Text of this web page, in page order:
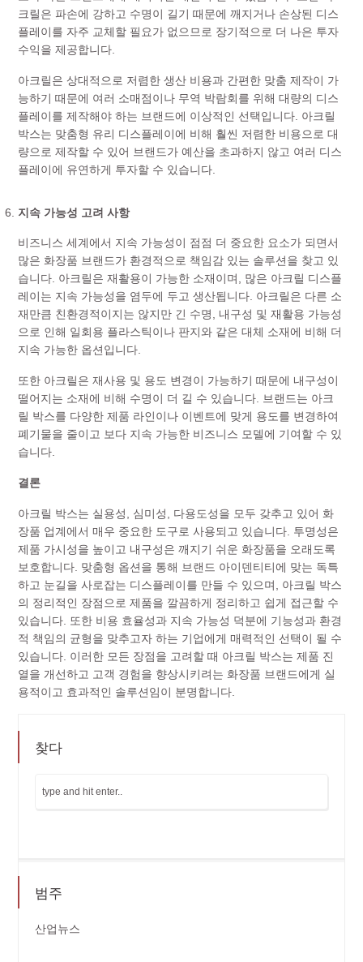
크릴은 파손에 강하고 수명이 길기 때문에 깨지거나 손상된 디스
플레이를 자주 교체할 필요가 없으므로 장기적으로 더 나은 투자
수익을 제공합니다.
아크릴은 상대적으로 저렴한 생산 비용과 간편한 맞춤 제작이 가
능하기 때문에 여러 소매점이나 무역 박람회를 위해 대량의 디스
플레이를 제작해야 하는 브랜드에 이상적인 선택입니다. 아크릴
박스는 맞춤형 유리 디스플레이에 비해 훨씬 저렴한 비용으로 대
량으로 제작할 수 있어 브랜드가 예산을 초과하지 않고 여러 디스
플레이에 유연하게 투자할 수 있습니다.
지속 가능성 고려 사항
비즈니스 세계에서 지속 가능성이 점점 더 중요한 요소가 되면서
많은 화장품 브랜드가 환경적으로 책임감 있는 솔루션을 찾고 있
습니다. 아크릴은 재활용이 가능한 소재이며, 많은 아크릴 디스플
레이는 지속 가능성을 염두에 두고 생산됩니다. 아크릴은 다른 소
재만큼 친환경적이지는 않지만 긴 수명, 내구성 및 재활용 가능성
으로 인해 일회용 플라스틱이나 판지와 같은 대체 소재에 비해 더
지속 가능한 옵션입니다.
또한 아크릴은 재사용 및 용도 변경이 가능하기 때문에 내구성이
떨어지는 소재에 비해 수명이 더 길 수 있습니다. 브랜드는 아크
릴 박스를 다양한 제품 라인이나 이벤트에 맞게 용도를 변경하여
폐기물을 줄이고 보다 지속 가능한 비즈니스 모델에 기여할 수 있
습니다.
결론
아크릴 박스는 실용성, 심미성, 다용도성을 모두 갖추고 있어 화
장품 업계에서 매우 중요한 도구로 사용되고 있습니다. 투명성은
제품 가시성을 높이고 내구성은 깨지기 쉬운 화장품을 오래도록
보호합니다. 맞춤형 옵션을 통해 브랜드 아이덴티티에 맞는 독특
하고 눈길을 사로잡는 디스플레이를 만들 수 있으며, 아크릴 박스
의 정리적인 장점으로 제품을 깔끔하게 정리하고 쉽게 접근할 수
있습니다. 또한 비용 효율성과 지속 가능성 덕분에 기능성과 환경
적 책임의 균형을 맞추고자 하는 기업에게 매력적인 선택이 될 수
있습니다. 이러한 모든 장점을 고려할 때 아크릴 박스는 제품 진
열을 개선하고 고객 경험을 향상시키려는 화장품 브랜드에게 실
용적이고 효과적인 솔루션임이 분명합니다.
찾다
범주
산업뉴스